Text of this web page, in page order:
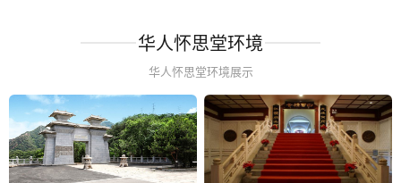
华人怀思堂环境
华人怀思堂环境展示